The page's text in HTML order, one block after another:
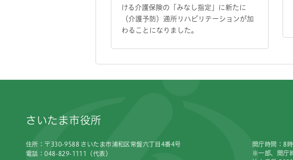
ける介護保険の「みなし指定」に新たに
（介護予防）通所リハビリテーションが加
わることになりました。
さいたま市役所
住所：〒330-9588 さいたま市浦和区常盤六丁目4番4号
電話：048-829-1111（代表）
開庁時間：8
※一部、開庁